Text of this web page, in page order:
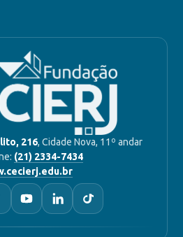
216, Cidade Nova, 11º andar
(21) 2334-7434